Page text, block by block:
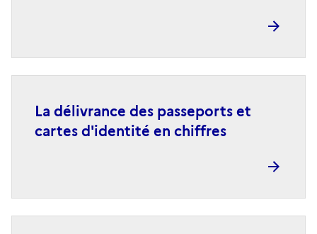
La délivrance des passeports et
cartes d'identité en chiffres